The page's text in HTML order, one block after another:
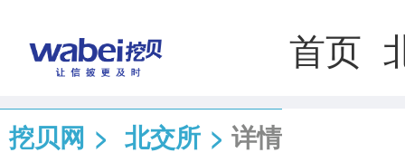
首页
挖贝网 > 北交所 > 详情